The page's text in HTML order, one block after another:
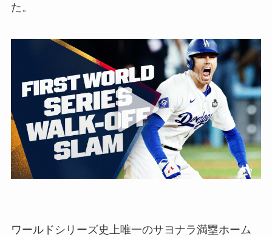
た。
ワールドシリーズ史上唯一のサヨナラ満塁ホーム